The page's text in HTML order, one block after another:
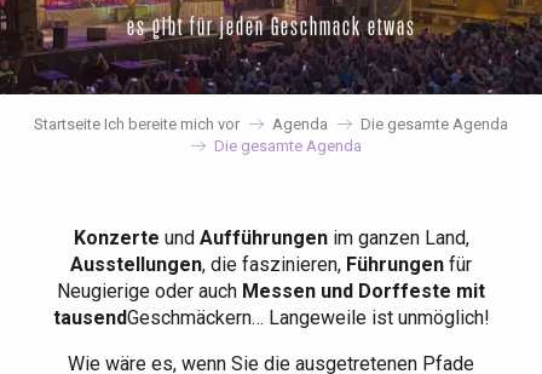
es gibt für jeden Geschmack etwas
Startseite Ich bereite mich vor Agenda
Die gesamte Agenda
Die gesamte Agenda
Konzerte und Aufführungenim ganzen Land,
Ausstellungen, die faszinieren, Führungen für
Neugierige oder auch Messen und Dorffeste mit
tausendGeschmäckern… Langeweile ist unmöglich!
Wie wäre es, wenn Sie die ausgetretenen Pfade